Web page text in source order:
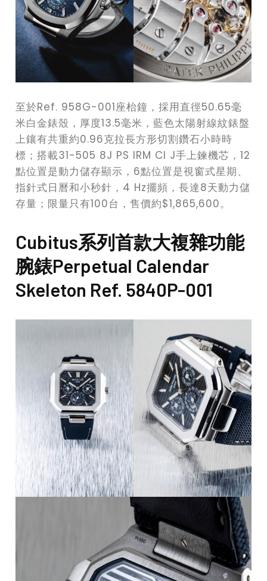
至於Ref. 958G-001座枱鐘，採用直徑50.65毫
米白金錶殼，厚度13.5毫米，藍色太陽射線紋錶盤
上鑲有共重約0.96克拉長方形切割鑽石小時時
標；搭載31-505 8J PS IRM CI J手上鍊機芯，12
點位置是動力儲存顯示，6點位置是視窗式星期、
指針式日曆和小秒針，4 Hz擺頻，長達8天動力儲
存量；限量只有100台，售價約$1,865,600。
Cubitus系列首款大複雜功能
腕錶Perpetual Calendar
Skeleton Ref. 5840P-001